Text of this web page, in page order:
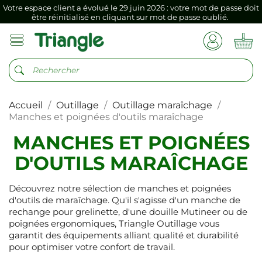
Votre espace client a évolué le 29 juin 2026 : votre mot de passe doit
être réinitialisé en cliquant sur mot de passe oublié.
Si vous aviez mémorisé votre précédent mot de passe dans votre
navigateur internet, il doit être réenregistré à la première connexion
Votre espace client a évolué le 29 juin 2026 : votre mot de passe doit
être réinitialisé en cliquant sur mot de passe oublié.
Si vous aviez mémorisé votre précédent mot de passe dans votre
navigateur internet, il doit être réenregistré à la première connexion
vers votre nouvel espace client.
Accueil Outillage
Outillage maraîchage
Manches et poignées d'outils maraîchage
MANCHES ET POIGNÉES
D'OUTILS MARAÎCHAGE
Découvrez notre sélection de manches et poignées
d'outils de maraîchage. Qu'il s'agisse d'un manche de
rechange pour grelinette, d'une douille Mutineer ou de
poignées ergonomiques, Triangle Outillage vous
garantit des équipements alliant qualité et durabilité
pour optimiser votre confort de travail.